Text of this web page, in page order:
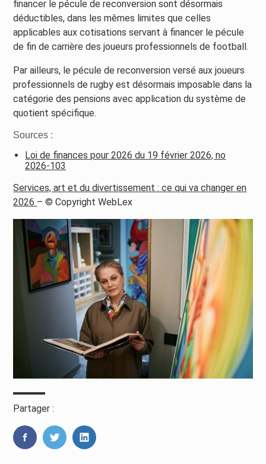
financer le pécule de reconversion sont désormais
déductibles, dans les mêmes limites que celles
applicables aux cotisations servant à financer le pécule
de fin de carrière des joueurs professionnels de football.
Par ailleurs, le pécule de reconversion versé aux joueurs
professionnels de rugby est désormais imposable dans la
catégorie des pensions avec application du système de
quotient spécifique.
Sources :
Loi de finances pour 2026 du 19 février 2026, no
2026-103
Services, art et du divertissement : ce qui va changer en
2026 – © Copyright WebLex
Partager :
FaceBookTwitterLinkedIn